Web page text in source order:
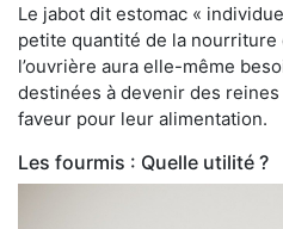
Le jabot dit estomac «
petite quantité de la
l’ouvrière aura elle-même
destinées à devenir des
faveur pour leur alimentation.
Les fourmis : Quelle utilité ?